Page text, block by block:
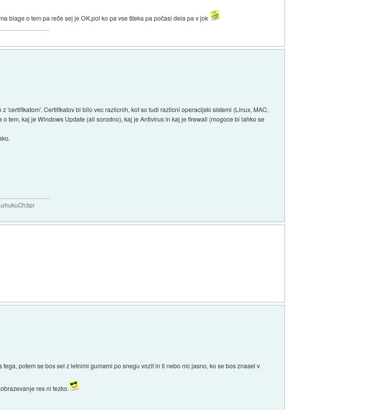
blage o tem pa reče sej je OK,pol ko pa vse šteka pa počasi dela pa v jok
'certifikatom'. Certifikatov bi bilo vec razlicnih, kot so tudi razlicni operacijski sistemi (Linux, MAC,
tem, kaj je Windows Update (ali sorodno), kaj je Antivirus in kaj je firewall (mogoce bi lahko se
potem se bos sel z letnimi gumami po snegu vozit in ti nebo nic jasno, ko se bos znasel v
res ni tezko.